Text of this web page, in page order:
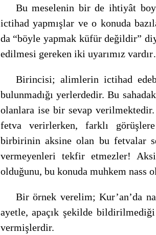
Bu meselenin bir de ihtiyât
ictihad yapmışlar ve o konuda
da “böyle yapmak küfür değildir”
edilmesi gereken iki uyarımız
Birincisi; alimlerin ictihad
bulunmadığı yerlerdedir. Bu
olanlara ise bir sevap
fetva verirlerken, farklı
birbirinin aksine olan bu fetvalar
vermeyenleri tekfir etmezler!
olduğunu, bu konuda muhkem nass
Bir örnek verelim; Kur’an’da
ayetle, apaçık şekilde
vermişlerdir.